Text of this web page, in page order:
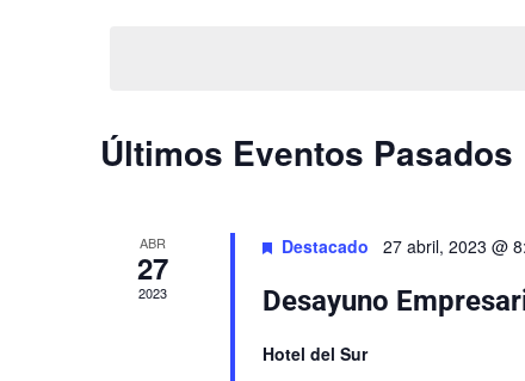
Calendario
de
Últimos Eventos Pasados
ABR
27
2023
Destacado 27 abril, 2023 @
Desayuno
Hotel del Sur